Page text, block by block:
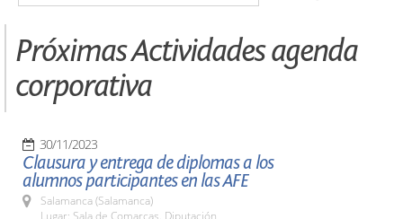
Próximas Actividades agenda
corporativa
30/11/2023
Clausura y entrega de diplomas a los
alumnos participantes en las AFE
Salamanca (Salamanca)
Lugar: Sala de Comarcas. Diputación